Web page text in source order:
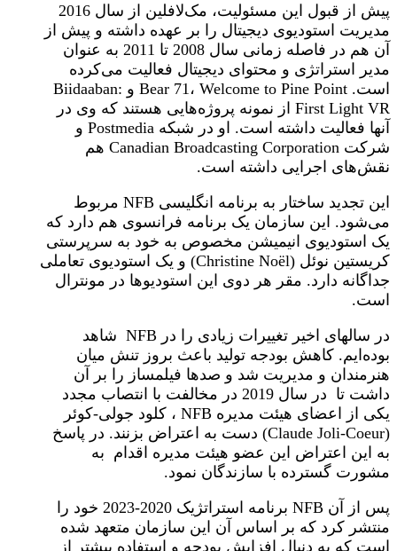
پیش از قبول این مسئولیت، مک‌لافلین از سال 2016
مدیریت استودیوی دیجیتال را بر عهده داشته و پیش از
آن هم در فاصله زمانی سال 2008 تا 2011 به عنوان
مدیر استراتژی و محتوای دیجیتال فعالیت می‌کرده
است. Bear 71، Welcome to Pine Point و Biidaaban:
First Light VR از نمونه پروژه‌هایی هستند که وی در
آنها فعالیت داشته است. او در شبکه Postmedia و
شرکت Canadian Broadcasting Corporation هم
نقش‌های اجرایی داشته است.
این تجدید ساختار به برنامه انگلیسی NFB مربوط
می‌شود. این سازمان یک برنامه فرانسوی هم دارد که
یک استودیوی انیمیشن مخصوص به خود به سرپرستی
کریستین نوئل (Christine Noël) و یک استودیوی تعاملی
جداگانه دارد. مقر هر دوی این استودیوها در مونترال
است.
در سالهای اخیر تغییرات زیادی را در NFB شاهد
بوده‌ایم. کاهش بودجه تولید باعث بروز تنش میان
هنرمندان و مدیریت شد و صدها فیلمساز را بر آن
داشت تا در سال 2019 در مخالفت با انتصاب مجدد
یکی از اعضای هیئت مدیره NFB ، کلود جولی-کوئر
(Claude Joli-Coeur) دست به اعتراض بزنند. در پاسخ
به این اعتراض این عضو هیئت مدیره اقدام به
مشورت گسترده با سازندگان نمود.
پس از آن NFB برنامه استراتژیک 2020-2023 خود را
منتشر کرد که بر اساس آن این سازمان متعهد شده
است که به دنبال افزایش بودجه و استفاده بیشتر از